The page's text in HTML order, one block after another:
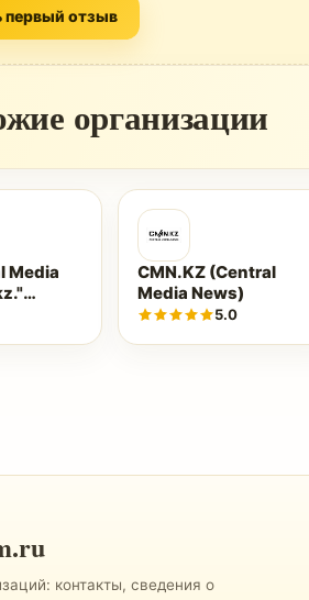
первый отзыв
организации
Media
CMN.KZ (Central
Media News)
5.0
контакты, сведения о